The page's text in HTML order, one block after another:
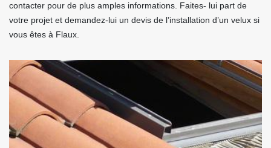
contacter pour de plus amples informations. Faites- lui part de
votre projet et demandez-lui un devis de l’installation d’un velux si
vous êtes à Flaux.